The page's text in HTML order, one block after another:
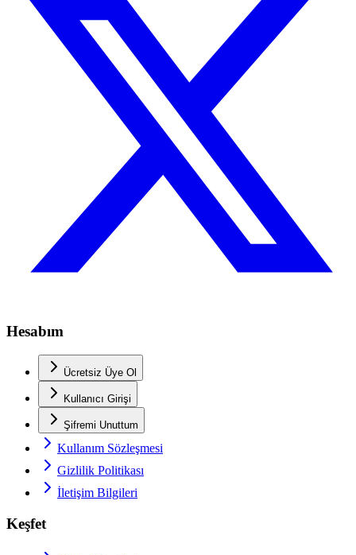
Hesabım
Ücretsiz Üye Ol
Kullanıcı Girişi
Şifremi Unuttum
Kullanım Sözleşmesi
Gizlilik Politikası
İletişim Bilgileri
Keşfet